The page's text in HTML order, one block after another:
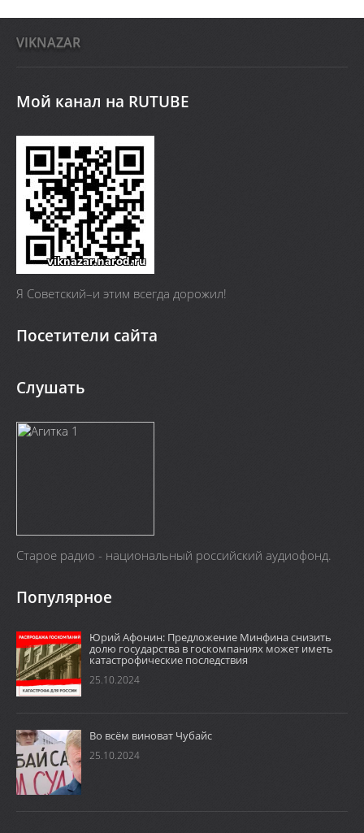
VIKNAZAR
Мой канал на RUTUBE
Я Cоветский–и этим всегда дорожил!
Посетители сайта
Слушать
Старое радио - национальный российский аудиофонд.
Популярное
Юрий Афонин: Предложение Минфина снизить
долю государства в госкомпаниях может иметь
катастрофические последствия
25.10.2024
Во всём виноват Чубайс
25.10.2024